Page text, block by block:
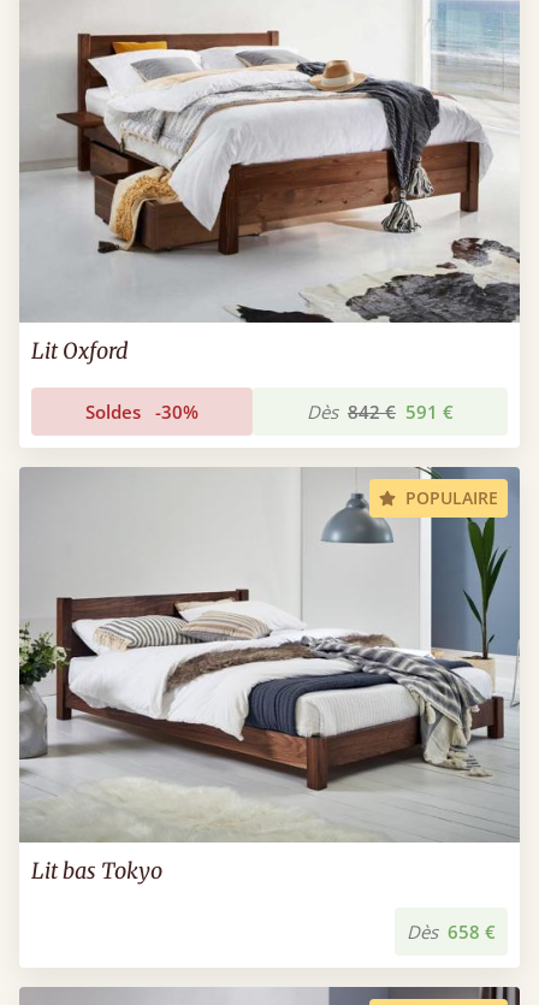
Lit Oxford
Soldes -30% Dès 842 € 591 €
POPULAIRE
Lit bas Tokyo
Dès 658 €